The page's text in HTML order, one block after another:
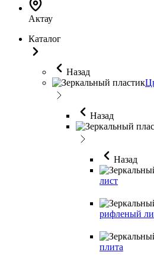
Актау
Каталог
Назад
Назад
Назад
лист
рифленый
плита